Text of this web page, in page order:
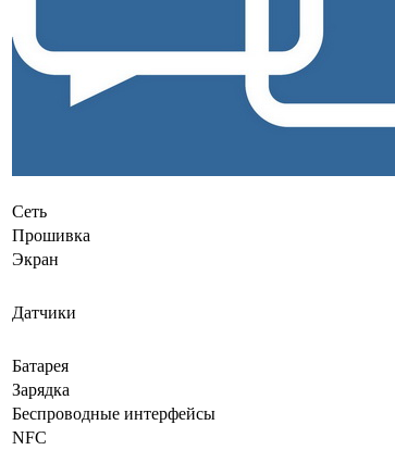
Сеть
Прошивка
Экран
Датчики
Батарея
Зарядка
Беспроводные интерфейсы
NFC